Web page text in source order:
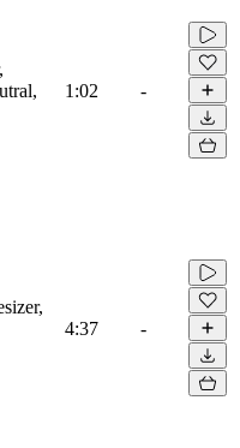
1:02 -
4:37 -